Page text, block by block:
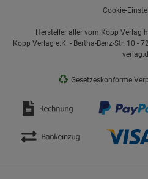
Cookie-
Hersteller aller vom Kopp Verlag
Kopp Verlag e.K. - Bertha-Benz-Str. 10 -
♻ Gesetzeskonforme